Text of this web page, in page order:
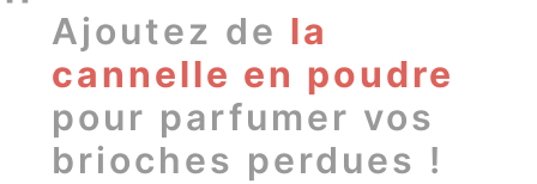
Ajoutez de la
cannelle en poudre
pour parfumer vos
brioches perdues !